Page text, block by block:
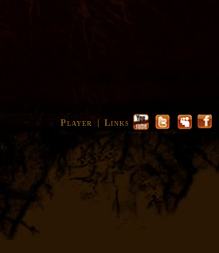
Player | Links